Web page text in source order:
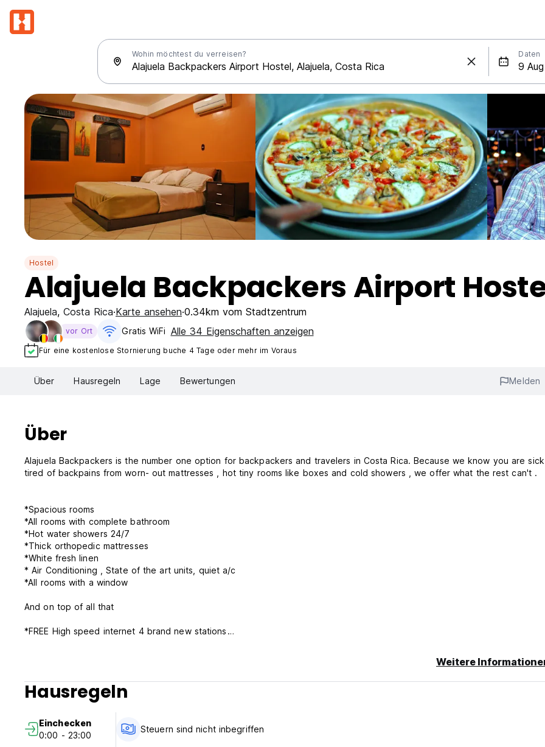
Wohin möchtest du verreisen? Daten
Hostel
Alajuela Backpackers Airport
Alajuela, Costa Rica Karte ansehen 0.34km vom Stadtzentrum
vor Ort Gratis WiFi Alle 34 Eigenschaften anzeigen
Für eine kostenlose Stornierung buche 4 Tage oder mehr im Voraus
Über Hausregeln Lage Bewertungen Melden
Über
Alajuela Backpackers is the number one option for backpackers and travelers in Costa Rica. Because we know you are
tired of backpains from worn- out mattresses , hot tiny rooms like boxes and cold showers , we offer what the rest can't .
*Spacious rooms
*All rooms with complete bathroom
*Hot water showers 24/7
*Thick orthopedic mattresses
*White fresh linen
* Air Conditioning , State of the art units, quiet a/c
*All rooms with a window
And on top of all that
*FREE High speed internet 4 brand new stations
We would love to pick you up no problem, BETWEEN THE HOURS OF 10AM AND 10PM but if you exit the airport after 10pm
please take a cab here. It´s about $6 or $7. We will be waiting for you.
*FREE airport pick up-You have to send your flight information 24 hours in advance.
What Lonely Planet, latest edition, (2011) says about us :
Weitere
Hausregeln
Einchecken
0:00 - 23:00
Steuern sind nicht inbegriffen